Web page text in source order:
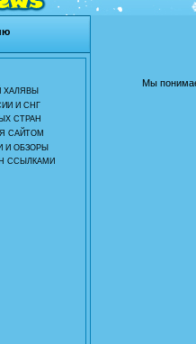
ХАЛЯВЫ
И СНГ
СТРАН
САЙТОМ
И ОБЗОРЫ
ССЫЛКАМИ
Мы